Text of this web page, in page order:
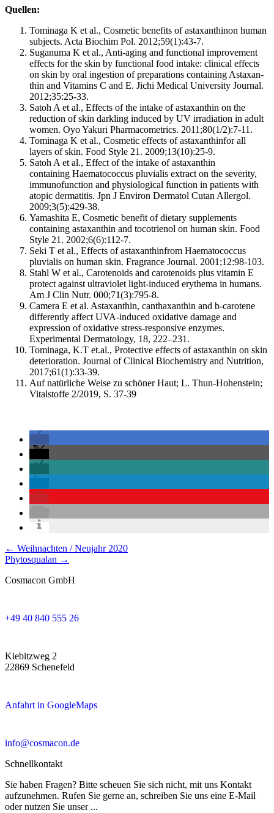
Quellen:
Tominaga K et al., Cosmetic benefits of astaxanthinon human
subjects. Acta Biochim Pol. 2012;59(1):43-7.
Suganuma K et al., Anti-aging and functional improvement
effects for the skin by functional food intake: clinical effects
on skin by oral ingestion of preparations containing Astaxan-
thin and Vitamins C and E. Jichi Medical University Journal.
2012;35:25-33.
Satoh A et al., Effects of the intake of astaxanthin on the
reduction of skin darkling induced by UV irradiation in adult
women. Oyo Yakuri Pharmacometrics. 2011;80(1/2):7-11.
Tominaga K et al., Cosmetic effects of astaxanthinfor all
layers of skin. Food Style 21. 2009;13(10):25-9.
Satoh A et al., Effect of the intake of astaxanthin
containing Haematococcus pluvialis extract on the severity,
immunofunction and physiological function in patients with
atopic dermatitis. Jpn J Environ Dermatol Cutan Allergol.
2009;3(5):429-38.
Yamashita E, Cosmetic benefit of dietary supplements
containing astaxanthin and tocotrienol on human skin. Food
Style 21. 2002;6(6):112-7.
Seki T et al., Effects of astaxanthinfrom Haematococcus
pluvialis on human skin. Fragrance Journal. 2001;12:98-103.
Stahl W et al., Carotenoids and carotenoids plus vitamin E
protect against ultraviolet light-induced erythema in humans.
Am J Clin Nutr. 000;71(3):795-8.
Camera E et al. Astaxanthin, canthaxanthin and b-carotene
differently affect UVA-induced oxidative damage and
expression of oxidative stress-responsive enzymes.
Experimental Dermatology, 18, 222–231.
Tominaga, K.T et.al., Protective effects of astaxanthin on skin
deterioration. Journal of Clinical Biochemistry and Nutrition,
2017;61(1):33-39.
Auf natürliche Weise zu schöner Haut; L. Thun-Hohenstein;
Vitalstoffe 2/2019, S. 37-39
Posts
navigation
← Weihnachten / Neujahr 2020
Phytosqualan →
Cosmacon GmbH
+49 40 840 555 26
Kiebitzweg 2
22869 Schenefeld
Anfahrt in GoogleMaps
info@cosmacon.de
Schnellkontakt
Sie haben Fragen? Bitte scheuen Sie sich nicht, mit uns Kontakt
aufzunehmen. Rufen Sie gerne an, schreiben Sie uns eine E-Mail
oder nutzen Sie unser ...